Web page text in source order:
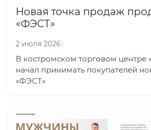
Новая точка продаж
«ФЭСТ»
2 июля 2026
В костромском торговом центре
начал принимать покупателей
«ФЭСТ»